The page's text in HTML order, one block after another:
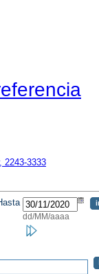
2243-3333
dd/MM/aaaa